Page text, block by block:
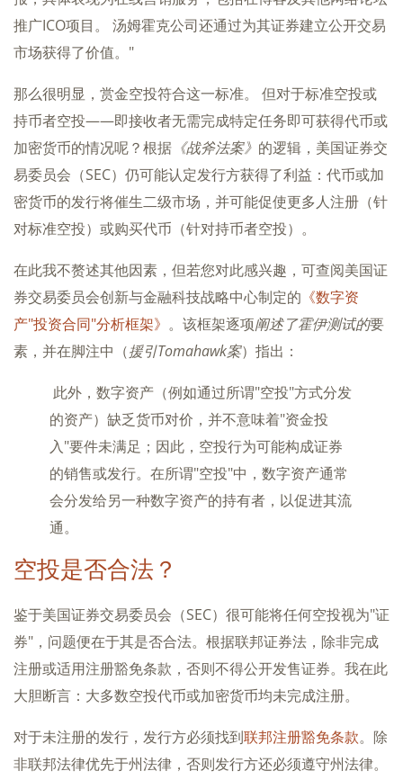
推广ICO项目。 汤姆霍克公司还通过为其证券建立公开交易
市场获得了价值。"
那么很明显，赏金空投符合这一标准。 但对于标准空投或
持币者空投——即接收者无需完成特定任务即可获得代币或
加密货币的情况呢？根据 《战斧法案》 的逻辑，美国证券交
易委员会（SEC）仍可能认定发行方获得了利益：代币或加
密货币的发行将催生二级市场，并可能促使更多人注册（针
对标准空投）或购买代币（针对持币者空投）。
在此我不赘述其他因素，但若您对此感兴趣，可查阅美国证
券交易委员会创新与金融科技战略中心制定的 《数字资
产"投资合同"分析框架》 。该框架逐项阐述了霍伊测试的要
素，并在脚注中（援引Tomahawk案）指出：
此外，数字资产（例如通过所谓"空投"方式分发
的资产）缺乏货币对价，并不意味着"资金投
入"要件未满足；因此，空投行为可能构成证券
的销售或发行。在所谓"空投"中，数字资产通常
会分发给另一种数字资产的持有者，以促进其流
通。
空投是否合法？
鉴于美国证券交易委员会（SEC）很可能将任何空投视为"证
券"，问题便在于其是否合法。根据联邦证券法，除非完成
注册或适用注册豁免条款，否则不得公开发售证券。我在此
大胆断言：大多数空投代币或加密货币均未完成注册。
对于未注册的发行，发行方必须找到联邦注册豁免条款。除
非联邦法律优先于州法律，否则发行方还必须遵守州法律。